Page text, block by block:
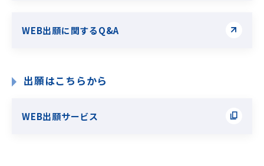
WEB出願に関するQ&A
出願はこちらから
WEB出願サービス